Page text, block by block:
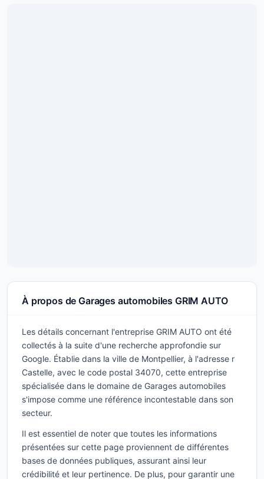
À propos de Garages automobiles GRIM AUTO
Les détails concernant l'entreprise GRIM AUTO ont été
collectés à la suite d'une recherche approfondie sur
Google. Établie dans la ville de Montpellier, à l'adresse r
Castelle, avec le code postal 34070, cette entreprise
spécialisée dans le domaine de Garages automobiles
s'impose comme une référence incontestable dans son
secteur.
Il est essentiel de noter que toutes les informations
présentées sur cette page proviennent de différentes
bases de données publiques, assurant ainsi leur
crédibilité et leur pertinence. De plus, pour garantir une